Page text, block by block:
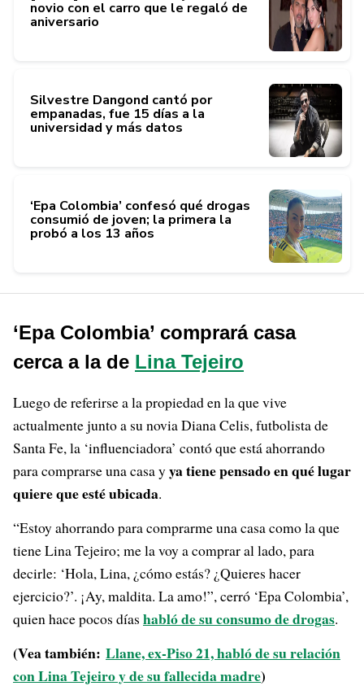
novio con el carro que le regaló de
aniversario
Silvestre Dangond cantó por
empanadas, fue 15 días a la
universidad y más datos
‘Epa Colombia’ confesó qué drogas
consumió de joven; la primera la
probó a los 13 años
‘Epa Colombia’ comprará casa
cerca a la de Lina Tejeiro
Luego de referirse a la propiedad en la que vive
actualmente junto a su novia Diana Celis, futbolista de
Santa Fe, la ‘influenciadora’ contó que está ahorrando
para comprarse una casa yya tiene pensado en qué lugar
quiere que esté ubicada.
“Estoy ahorrando para comprarme una casa como la que
tiene Lina Tejeiro; me la voy a comprar al lado, para
decirle: ‘Hola, Lina, ¿cómo estás? ¿Quieres hacer
ejercicio?’. ¡Ay, maldita. La amo!”, cerró ‘Epa Colombia’,
quien hace pocos días habló de su consumo de drogas.
(Vea también: Llane, ex-Piso 21, habló de su relación
con Lina Tejeiro y de su fallecida madre)